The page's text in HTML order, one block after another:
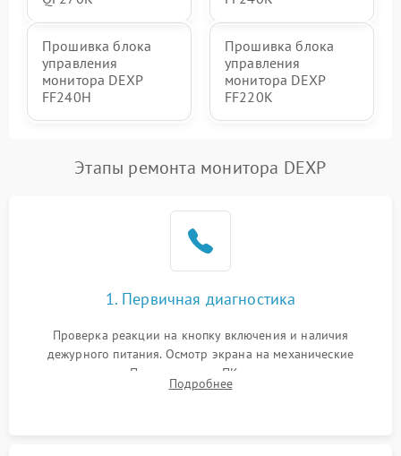
Прошивка блока
управления
монитора DEXP
FF240H
Прошивка блока
управления
монитора DEXP
FF220K
Этапы ремонта монитора DEXP
1. Первичная диагностика
Проверка реакции на кнопку включения и наличия
дежурного питания. Осмотр экрана на механические
повреждения. Подключение к ПК для оценки вывода
изображения, работы подсветки и выявления артефактов на
Подробнее